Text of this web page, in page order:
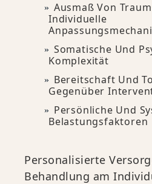
Ausmaß Von
Individuelle
Somatische Und
Komplexität
Bereitschaft Und
Gegenüber
Persönliche Und
Belastungsfaktoren
Personalisierte
Behandlung am